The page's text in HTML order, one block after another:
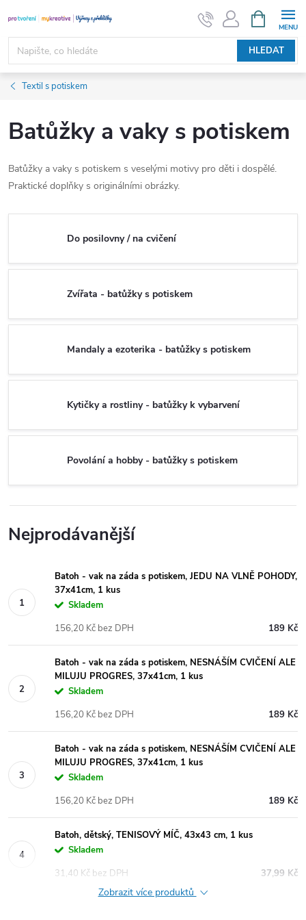
na
obsah
HLEDAT
NÁKUPNÍ
KOŠÍK
Textil s potiskem
Batůžky a vaky s potiskem
Batůžky a vaky s potiskem s veselými motivy pro děti i dospělé.
Praktické doplňky s originálními obrázky.
Do posilovny / na cvičení
Zvířata - batůžky s potiskem
Mandaly a ezoterika - batůžky s potiskem
Kytičky a rostliny - batůžky k vybarvení
Povolání a hobby - batůžky s potiskem
Nejprodávanější
Batoh - vak na záda s potiskem, JEDU NA VLNĚ POHODY,
37x41cm, 1 kus
Skladem
189 Kč
156,20 Kč bez DPH
Batoh - vak na záda s potiskem, NESNÁŠÍM CVIČENÍ ALE
MILUJU PROGRES, 37x41cm, 1 kus
Skladem
189 Kč
156,20 Kč bez DPH
Batoh - vak na záda s potiskem, NESNÁŠÍM CVIČENÍ ALE
MILUJU PROGRES, 37x41cm, 1 kus
Skladem
189 Kč
156,20 Kč bez DPH
Batoh, dětský, TENISOVÝ MÍČ, 43x43 cm, 1 kus
Skladem
37,99 Kč
31,40 Kč bez DPH
Zobrazit více produktů